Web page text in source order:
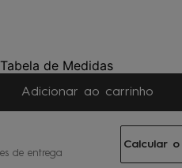
Tabela de Medidas
Adicionar ao carrinho
Calcular